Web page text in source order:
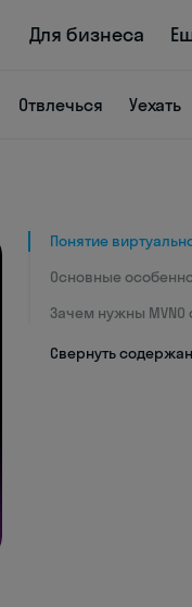
Для бизнеса
Отвлечься Уехать
Понятие
Основные
Зачем нужны MVNO
Свернуть